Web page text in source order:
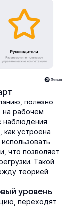
полезно
на рабочем
наблюдения
как устроена
что позволяет
Такой
теорией
уровень
переходят